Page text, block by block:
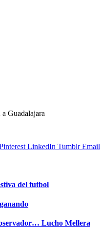
LinkedIn Tumblr Email
del futbol
Lucho Mellera